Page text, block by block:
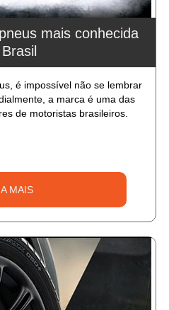
mais conhecida
é impossível não se lembrar
a marca é uma das
de motoristas brasileiros.
MAIS